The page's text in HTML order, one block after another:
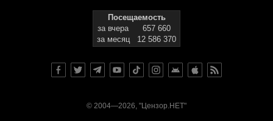
Посещаемость
за вчера
657 660
за месяц
12 586 370
© 2004—2026, "Цензор.НЕТ"